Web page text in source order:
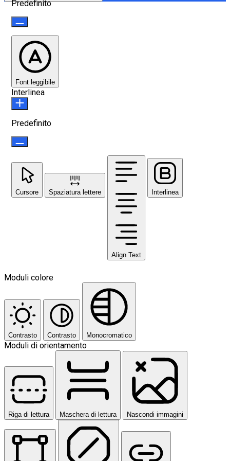
Predefinito
Font leggibile
Interlinea
Predefinito
Cursore Spaziatura lettere
Align Text
Interlinea
Moduli colore
Contrasto Contrasto Monocromatico
Moduli di orientamento
Riga di lettura Maschera di lettura Nascondi immagini